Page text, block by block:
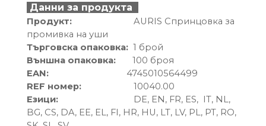
Данни за продукта
Продукт: AURIS Спринцовка за
промивка на уши
Търговска опаковка:1 брой
Външна опаковка: 100 броя
EAN:
4745010564499
REF номер:
10040.00
Езици:
DE, EN, FR, ES, IT, NL,
BG, CS, DA, EE, EL, FI, HR, HU, LT, LV, PL, PT, RO,